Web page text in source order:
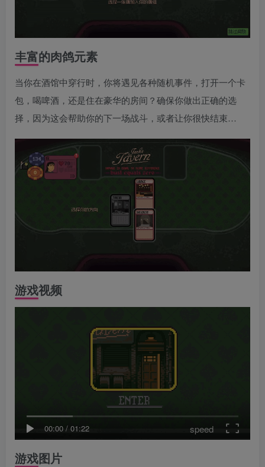
丰富的肉鸽元素
当你在酒馆中穿行时，你将遇见各种随机事件，打开一个卡
包，喝啤酒，还是住在豪华的房间？确保你做出正确的选
择，因为这会帮助你的下一场战斗，或者让你很快结束…
游戏视频
00:00 / 01:22 speed
游戏图片